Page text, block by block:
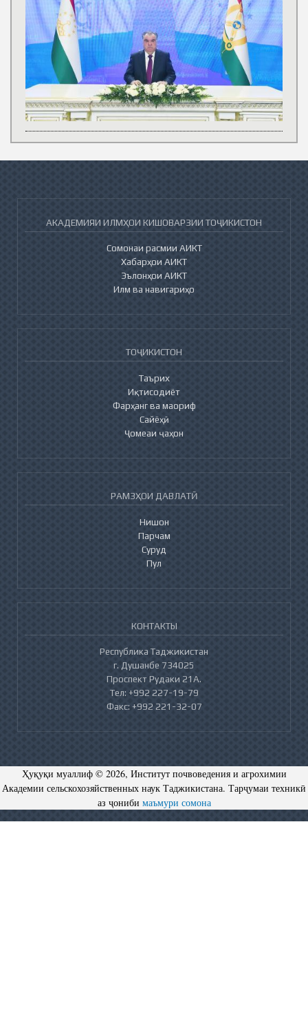
АКАДЕМИЯИ ИЛМҲОИ КИШОВАРЗИИ ТОҶИКИСТОН
Сомонаи расмии АИКТ
Хабарҳои АИКТ
Эълонҳои АИКТ
Илм ва навигариҳо
ТОҶИКИСТОН
Таърих
Иқтисодиёт
Фарҳанг ва маориф
Сайёҳӣ
Ҷомеаи ҷаҳон
РАМЗҲОИ ДАВЛАТӢ
Нишон
Парчам
Суруд
Пул
КОНТАКТЫ
Республика Таджикистан
г. Душанбе 734025
Проспект Рудаки 21А.
Тел: +992 227-19-79
Факс: +992 221-32-07
Ҳуқуқи муаллиф © 2026, Институт почвоведения и агрохимии
Академии сельскохозяйственных наук Таджикистана. Тарҷумаи техникӣ
аз ҷониби маъмури сомона